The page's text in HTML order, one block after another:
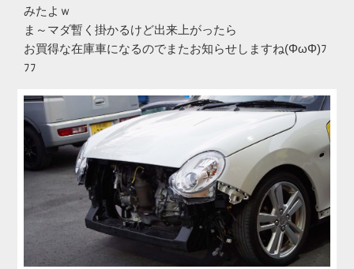
みたよｗ
ま～マダ暫く掛かるけど出来上がったら
お買得な在庫車になるのでまたお知らせしますね(ΦωΦ)ﾌ
ﾌﾌ